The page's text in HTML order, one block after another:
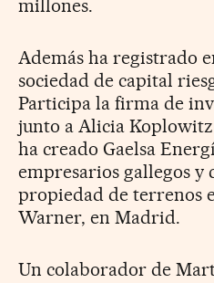
millones.
Además ha registrado
sociedad de capital
Participa la firma de
junto a Alicia
ha creado Gaelsa
empresarios gallegos y
propiedad de terrenos
Warner, en Madrid.
Un colaborador de